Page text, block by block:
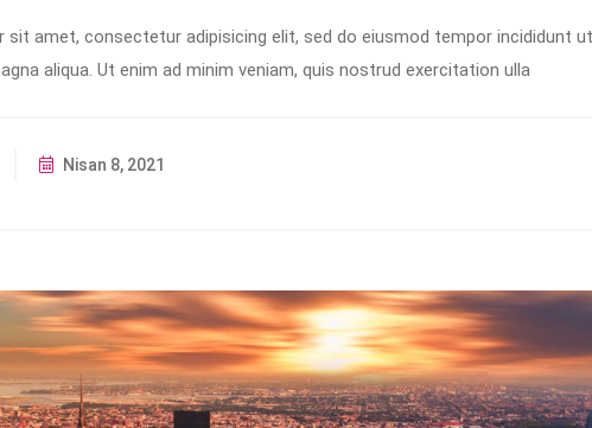
sit amet, consectetur adipisicing elit, sed do eiusmod tempor incididunt ut
aliqua. Ut enim ad minim veniam, quis nostrud exercitation ulla
Nisan 8, 2021